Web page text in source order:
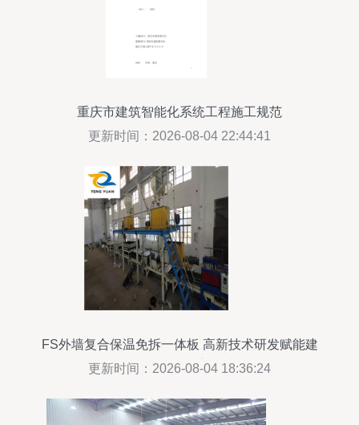
重庆市建筑智能化系统工程施工规范
更新时间：2026-08-04 22:44:41
FS外墙复合保温免拆一体板 高新技术研发赋能建
筑智能化施工新未来
更新时间：2026-08-04 18:36:24